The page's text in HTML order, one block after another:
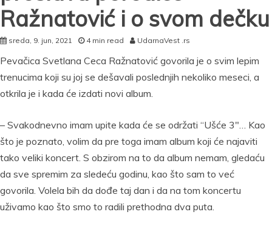
Ražnatović i o svom dečku
sreda, 9. jun, 2021 4 min read UdarnaVest .rs
Pevačica Svetlana Ceca Ražnatović govorila je o svim lepim
trenucima koji su joj se dešavali poslednjih nekoliko meseci, a
otkrila je i kada će izdati novi album.
– Svakodnevno imam upite kada će se održati “Ušće 3″… Kao
što je poznato, volim da pre toga imam album koji će najaviti
tako veliki koncert. S obzirom na to da album nemam, gledaću
da sve spremim za sledeću godinu, kao što sam to već
govorila. Volela bih da dođe taj dan i da na tom koncertu
uživamo kao što smo to radili prethodna dva puta.